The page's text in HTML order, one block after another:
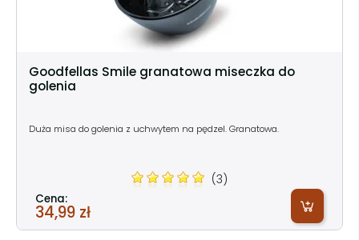
Goodfellas Smile granatowa miseczka do
golenia
Duża misa do golenia z uchwytem na pędzel. Granatowa.
(3)
Cena:
34,99 zł